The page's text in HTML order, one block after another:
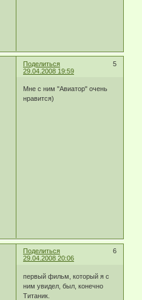
Поделиться
5
29.04.2008 19:59
Мне с ним "Авиатор" очень
нравится)
Поделиться
6
29.04.2008 20:06
первый фильм, который я с
ним увидел, был, конечно
Титаник.